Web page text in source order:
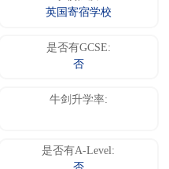
英国寄宿学校
是否有GCSE:
否
牛剑升学率:
是否有A-Level: